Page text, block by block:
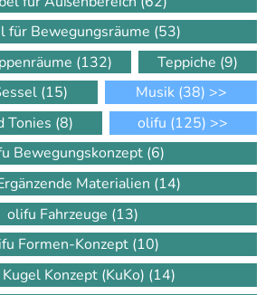
für Bewegungsräume (53)
(132) Teppiche (9)
(15) Musik (38) >>
Tonies (8) olifu (125) >>
Bewegungskonzept (6)
Materialien (14)
olifu Fahrzeuge (13)
Formen-Konzept (10)
Konzept (KuKo) (14)